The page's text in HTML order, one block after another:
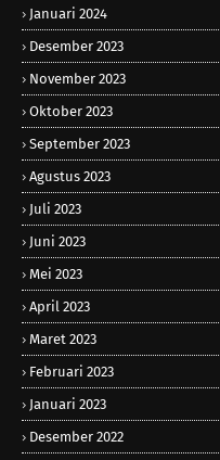
Januari 2024
Desember 2023
November 2023
Oktober 2023
September 2023
Agustus 2023
Juli 2023
Juni 2023
Mei 2023
April 2023
Maret 2023
Februari 2023
Januari 2023
Desember 2022